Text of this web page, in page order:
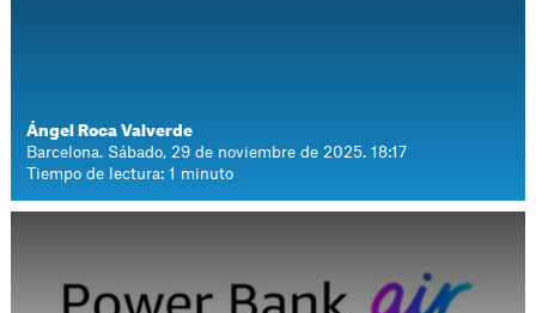
Ángel Roca Valverde
Barcelona. Sábado, 29 de noviembre de 2025. 18:17
Tiempo de lectura: 1 minuto